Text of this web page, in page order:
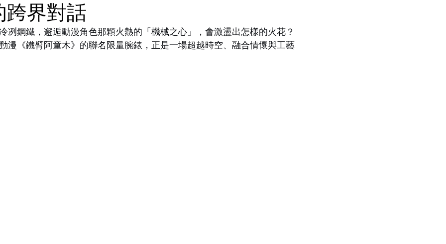
跨界對話
冽鋼鐵，邂逅動漫角色那顆火熱的「機械之心」，會激盪出怎樣的火花？
漫《鐵臂阿童木》的聯名限量腕錶，正是一場超越時空、融合情懷與工藝